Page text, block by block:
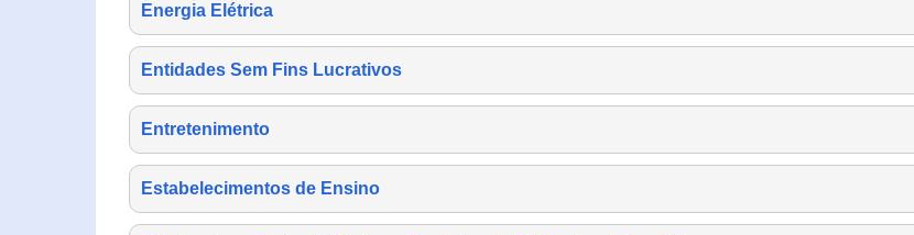
Energia Elétrica
Entidades Sem Fins Lucrativos
Entretenimento
Estabelecimentos de Ensino